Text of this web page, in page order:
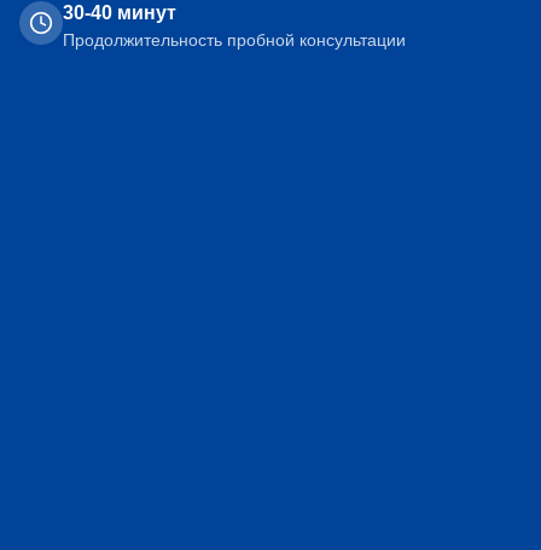
30-40 минут
Продолжительность пробной консультации